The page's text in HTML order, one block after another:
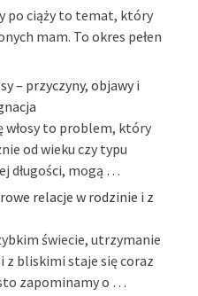
po ciąży to temat, który
mam. To okres pełen
– przyczyny, objawy i
włosy to problem, który
od wieku czy typu
długości, mogą …
relacje w rodzinie i z
świecie, utrzymanie
z bliskimi staje się coraz
zapominamy o …